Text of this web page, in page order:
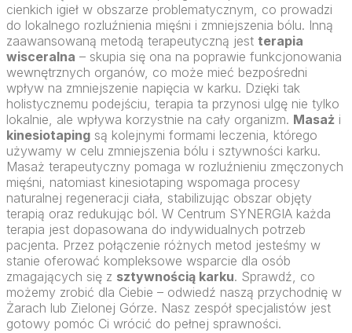
cienkich igieł w obszarze problematycznym, co prowadzi
do lokalnego rozluźnienia mięśni i zmniejszenia bólu. Inną
zaawansowaną metodą terapeutyczną jest terapia
wisceralna – skupia się ona na poprawie funkcjonowania
wewnętrznych organów, co może mieć bezpośredni
wpływ na zmniejszenie napięcia w karku. Dzięki tak
holistycznemu podejściu, terapia ta przynosi ulgę nie tylko
lokalnie, ale wpływa korzystnie na cały organizm. Masaż i
kinesiotaping są kolejnymi formami leczenia, którego
używamy w celu zmniejszenia bólu i sztywności karku.
Masaż terapeutyczny pomaga w rozluźnieniu zmęczonych
mięśni, natomiast kinesiotaping wspomaga procesy
naturalnej regeneracji ciała, stabilizując obszar objęty
terapią oraz redukując ból. W Centrum SYNERGIA każda
terapia jest dopasowana do indywidualnych potrzeb
pacjenta. Przez połączenie różnych metod jesteśmy w
stanie oferować kompleksowe wsparcie dla osób
zmagających się z sztywnością karku. Sprawdź, co
możemy zrobić dla Ciebie – odwiedź naszą przychodnię w
Żarach lub Zielonej Górze. Nasz zespół specjalistów jest
gotowy pomóc Ci wrócić do pełnej sprawności.